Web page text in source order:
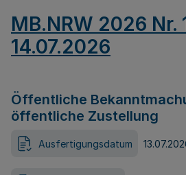
MB.NRW 2026 Nr.
14.07.2026
Öffentliche
öffentliche Zustellung
Ausfertigungsdatum